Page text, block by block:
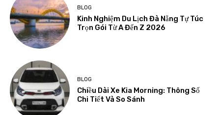
BLOG
Kinh Nghiệm Du Lịch Đà Nẵng Tự Túc
Trọn Gói Từ A Đến Z 2026
BLOG
Chiều Dài Xe Kia Morning: Thông Số
Chi Tiết Và So Sánh